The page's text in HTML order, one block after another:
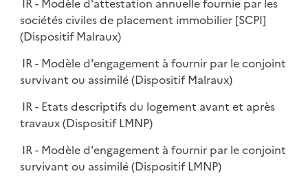
IR - Modèle d'attestation annuelle fournie par les
sociétés civiles de placement immobilier [SCPI]
(Dispositif Malraux)
IR - Modèle d'engagement à fournir par le conjoint
survivant ou assimilé (Dispositif Malraux)
IR - Etats descriptifs du logement avant et après
travaux (Dispositif LMNP)
IR - Modèle d'engagement à fournir par le conjoint
survivant ou assimilé (Dispositif LMNP)